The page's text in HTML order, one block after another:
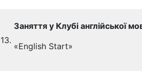
13.
Заняття у Клубі англійської
«English Start»